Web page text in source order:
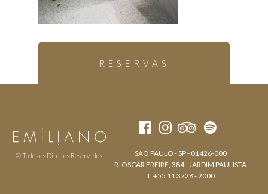
RESERVAS
© Todos os Direitos Reservados.
SÃO PAULO - SP - 01426-000
R. OSCAR FREIRE, 384 - JARDIM PAULISTA
T. +55 11 3728 - 2000